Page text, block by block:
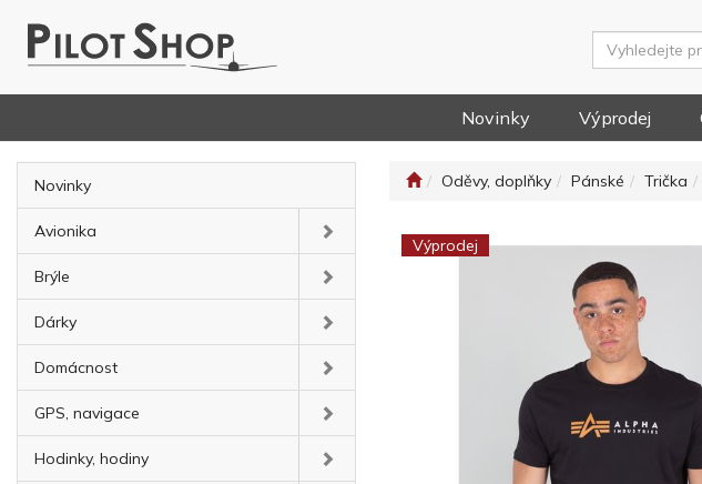
Novinky Výprodej
Novinky
Avionika
Brýle
Dárky
Domácnost
GPS, navigace
Hodinky, hodiny
Oděvy, doplňky Pánské Trička
Výprodej